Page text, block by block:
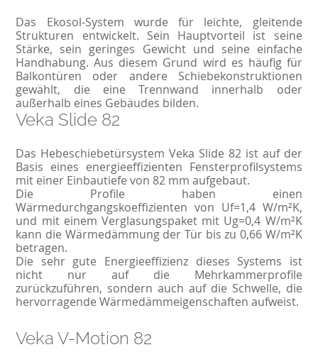
Das Ekosol-System wurde für leichte, gleitende
Strukturen entwickelt. Sein Hauptvorteil ist seine
Stärke, sein geringes Gewicht und seine einfache
Handhabung. Aus diesem Grund wird es häufig für
Balkontüren oder andere Schiebekonstruktionen
gewählt, die eine Trennwand innerhalb oder
außerhalb eines Gebäudes bilden.
Veka Slide 82
Das Hebeschiebetürsystem Veka Slide 82 ist auf der
Basis eines energieeffizienten Fensterprofilsystems
mit einer Einbautiefe von 82 mm aufgebaut.
Die Profile haben einen
Wärmedurchgangskoeffizienten von Uf=1,4 W/m²K,
und mit einem Verglasungspaket mit Ug=0,4 W/m²K
kann die Wärmedämmung der Tür bis zu 0,66 W/m²K
betragen.
Die sehr gute Energieeffizienz dieses Systems ist
nicht nur auf die Mehrkammerprofile
zurückzuführen, sondern auch auf die Schwelle, die
hervorragende Wärmedämmeigenschaften aufweist.
Veka V-Motion 82